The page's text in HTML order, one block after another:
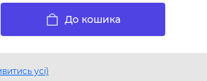
До кошика
усі)